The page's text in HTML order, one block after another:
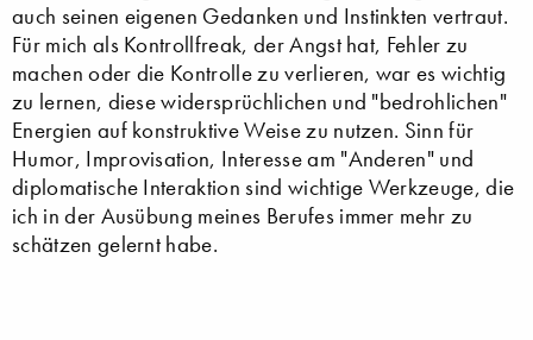
auch seinen eigenen Gedanken und Instinkten vertraut.
Für mich als Kontrollfreak, der Angst hat, Fehler zu
machen oder die Kontrolle zu verlieren, war es wichtig
zu lernen, diese widersprüchlichen und "bedrohlichen"
Energien auf konstruktive Weise zu nutzen. Sinn für
Humor, Improvisation, Interesse am "Anderen" und
diplomatische Interaktion sind wichtige Werkzeuge, die
ich in der Ausübung meines Berufes immer mehr zu
schätzen gelernt habe.